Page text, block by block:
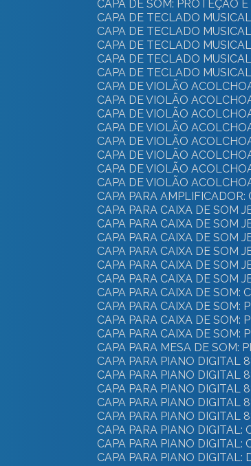
CAPA DE SOM: PROTEÇÃO
CAPA DE TECLADO
CAPA DE TECLADO
CAPA DE TECLADO
CAPA DE TECLADO
CAPA DE TECLADO
CAPA DE VIOLÃO
CAPA DE VIOLÃO
CAPA DE VIOLÃO
CAPA DE VIOLÃO
CAPA DE VIOLÃO
CAPA DE VIOLÃO
CAPA DE VIOLÃO
CAPA DE VIOLÃO
CAPA PARA
CAPA PARA CAIXA DE SOM
CAPA PARA CAIXA DE
CAPA PARA CAIXA DE SOM
CAPA PARA CAIXA DE SOM
CAPA PARA CAIXA DE
CAPA PARA CAIXA DE
CAPA PARA CAIXA DE
CAPA PARA CAIXA DE
CAPA PARA CAIXA DE
CAPA PARA CAIXA DE
CAPA PARA MESA DE SOM:
CAPA PARA PIANO
CAPA PARA PIANO
CAPA PARA PIANO
CAPA PARA PIANO
CAPA PARA PIANO
CAPA PARA PIANO
CAPA PARA PIANO
CAPA PARA PIANO